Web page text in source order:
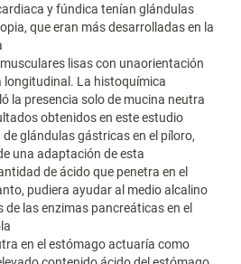
y fúndica tenían glándulas
que eran más desarrolladas en la
lisas con unaorientación
longitudinal. La histoquímica
la presencia solo de mucina neutra
obtenidos en este estudio
glándulas gástricas en el píloro,
una adaptación de esta
de ácido que penetra en el
pudiera ayudar al medio alcalino
las enzimas pancreáticas en el
en el estómago actuaría como